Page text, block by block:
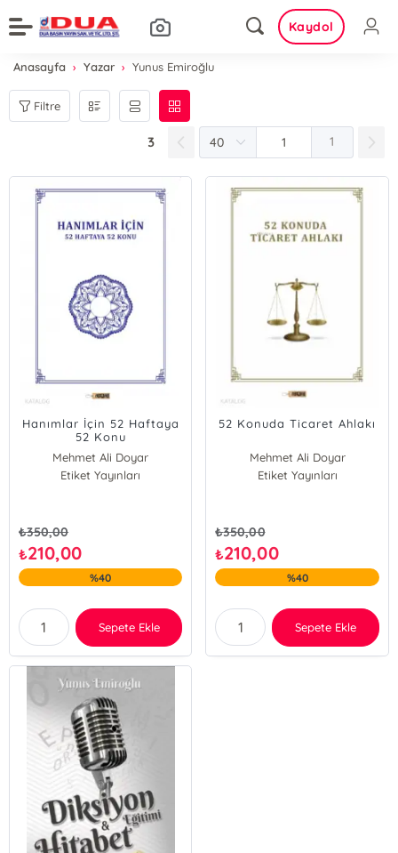
Kaydol
Anasayfa Yazar Yunus Emiroğlu
Filtre
3 1
Hanımlar İçin 52 Haftaya
52 Konu
Mehmet Ali Doyar
Naşit Tutar
Etiket Yayınları
₺350,00
₺210,00
%40
Sepete Ekle
52 Konuda Ticaret Ahlakı
Mehmet Ali Doyar
Naşit Tutar
Etiket Yayınları
₺350,00
₺210,00
%40
Sepete Ekle